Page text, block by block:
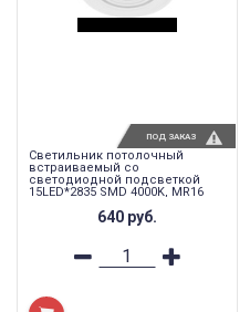
Светильник потолочный
встраиваемый со
светодиодной подсветкой
15LED*2835 SMD 4000K, MR16
640 руб.
ПОД ЗАКАЗ